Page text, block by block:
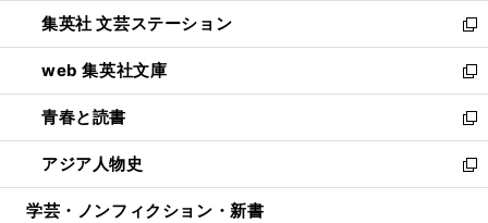
く
ィ
ン
ド
ウ
で
開
く
し
い
ウ
ィ
ン
ド
ウ
で
開
集英社 文芸ステーション
新
し
い
ウ
ィ
ン
ド
ウ
web 集英社文庫
新
し
い
ウ
ィ
ン
青春と読書
新
し
い
ウ
アジア人物史
新
し
学芸・ノンフィクション・新書